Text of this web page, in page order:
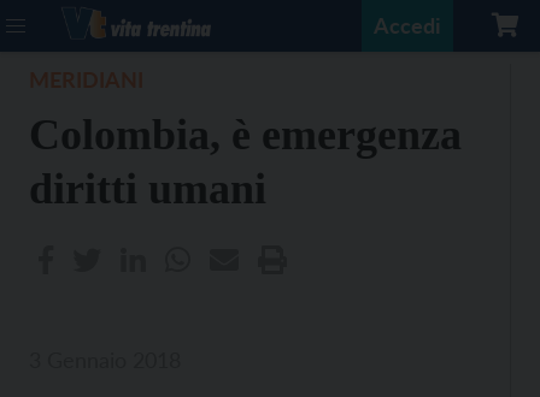
Accedi
Colombia, è emergenza
diritti umani